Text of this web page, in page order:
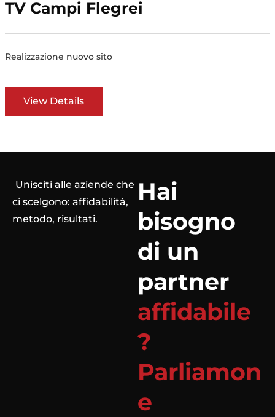
TV Campi Flegrei
Realizzazione nuovo sito
View Details
Unisciti alle aziende che
ci scelgono: affidabilità,
metodo, risultati.
Hai
bisogno
di un
partner
affidabile
?
Parliamon
e